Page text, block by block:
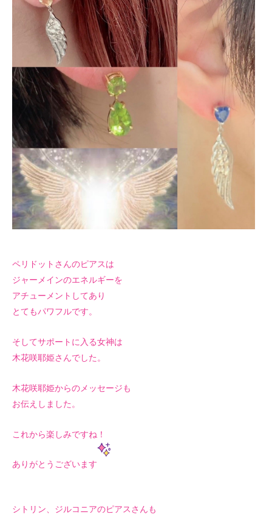
ペリドットさんのピアスは
ジャーメインのエネルギーを
アチューメントしてあり
とてもパワフルです。
そしてサポートに入る女神は
木花咲耶姫さんでした。
木花咲耶姫からのメッセージも
お伝えしました。
これから楽しみですね！
ありがとうございます
シトリン、ジルコニアのピアスさんも